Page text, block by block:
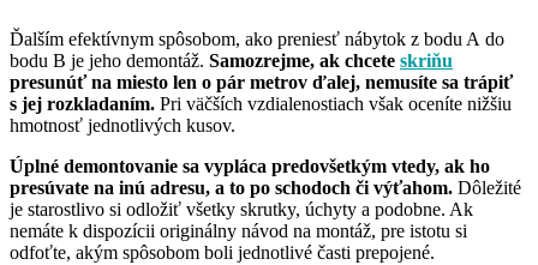
Ďalším efektívnym spôsobom, ako preniesť nábytok z bodu A do
bodu B je jeho demontáž. Samozrejme, ak chcete skriňu
presunúť na miesto len o pár metrov ďalej, nemusíte sa trápiť
s jej rozkladaním. Pri väčších vzdialenostiach však oceníte nižšiu
hmotnosť jednotlivých kusov.
Úplné demontovanie sa vypláca predovšetkým vtedy, ak ho
presúvate na inú adresu, a to po schodoch či výťahom. Dôležité
je starostlivo si odložiť všetky skrutky, úchyty a podobne. Ak
nemáte k dispozícii originálny návod na montáž, pre istotu si
odfoťte, akým spôsobom boli jednotlivé časti prepojené.